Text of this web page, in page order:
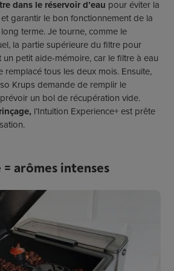
dans le réservoir d’eau pour éviter la
garantir le bon fonctionnement de la
terme. Je tourne, comme le
la partie supérieure du filtre pour
un petit aide-mémoire, car le filtre à eau
remplacé tous les deux mois. Ensuite,
Krups demande de remplir le
un bol de récupération vide.
, l’Intuition Experience+ est prête
arômes intenses